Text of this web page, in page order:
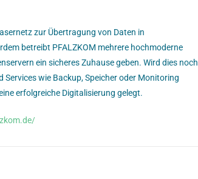
zur Übertragung von Daten in
betreibt PFALZKOM mehrere hochmoderne
ein sicheres Zuhause geben. Wird dies noch
Services wie Backup, Speicher oder Monitoring
erfolgreiche Digitalisierung gelegt.